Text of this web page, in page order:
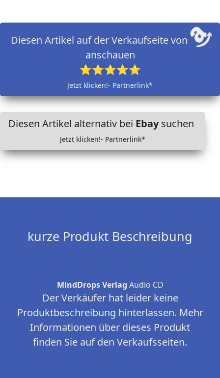
Diesen Artikel auf der Verkaufseite von
anschauen
⭐⭐⭐⭐⭐
Jetzt klicken!- Partnerlink*
Diesen Artikel alternativ bei Ebaysuchen
Jetzt klicken!- Partnerlink*
kurze Produkt Beschreibung
MindDrops Verlag Audio CD
Der Verkäufer hat leider keine
Produktbeschreibung hinterlassen. Mehr
Informationen über dieses Produkt
finden Sie auf den Verkaufsseiten.